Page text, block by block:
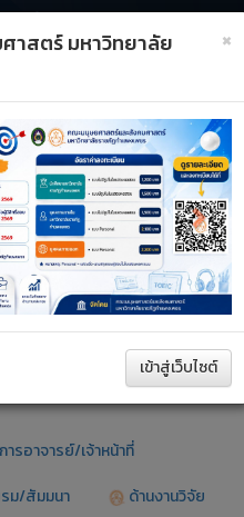
รีเซ็ต
×
าสตร์ มหาวิทยาลัย
Next
เข้าสู่เว็บไซต์
Next
ารอาจารย์/เจ้าหน้าที่
ม/สัมมนา
ด้านงานวิจัย